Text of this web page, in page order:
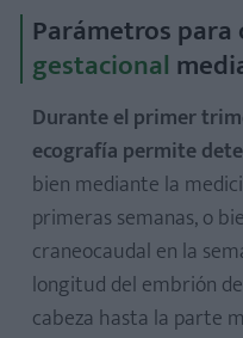
Parámetros para
gestacional
Durante el primer
ecografía permite
bien mediante la
primeras semanas, o
craneocaudal en la
longitud del embrión
cabeza hasta la parte